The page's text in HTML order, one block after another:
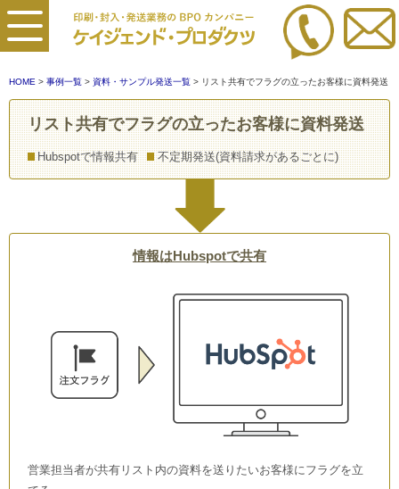
HOME > 事例一覧 > 資料・サンプル発送一覧 > リスト共有でフラグの立ったお客様に資料発送
リスト共有でフラグの立ったお客様に資料発送
Hubspotで情報共有 不定期発送(資料請求があるごとに)
情報はHubspotで共有
営業担当者が共有リスト内の資料を送りたいお客様にフラグを立